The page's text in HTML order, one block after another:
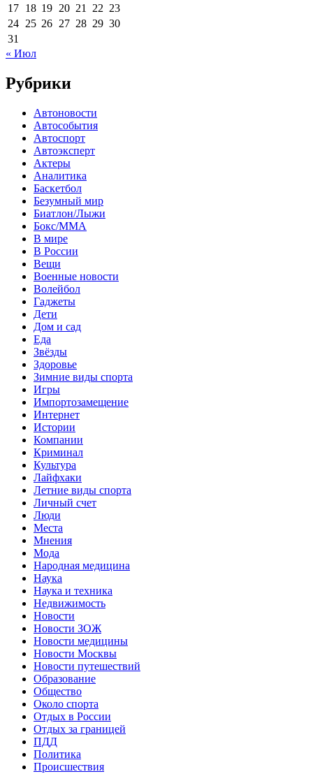
17 18 19 20 21 22 23
24 25 26 27 28 29 30
31
« Июл
Рубрики
Автоновости
Автособытия
Автоспорт
Автоэксперт
Актеры
Аналитика
Баскетбол
Безумный мир
Биатлон/Лыжи
Бокс/MMA
В мире
В России
Вещи
Военные новости
Волейбол
Гаджеты
Дети
Дом и сад
Еда
Звёзды
Здоровье
Зимние виды спорта
Игры
Импортозамещение
Интернет
Истории
Компании
Криминал
Культура
Лайфхаки
Летние виды спорта
Личный счет
Люди
Места
Мнения
Мода
Народная медицина
Наука
Наука и техника
Недвижимость
Новости
Новости ЗОЖ
Новости медицины
Новости Москвы
Новости путешествий
Образование
Общество
Около спорта
Отдых в России
Отдых за границей
ПДД
Политика
Происшествия